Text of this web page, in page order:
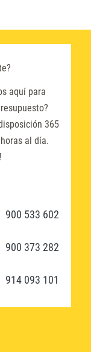
aquí para
365
al día.
900 533 602
900 373 282
914 093 101